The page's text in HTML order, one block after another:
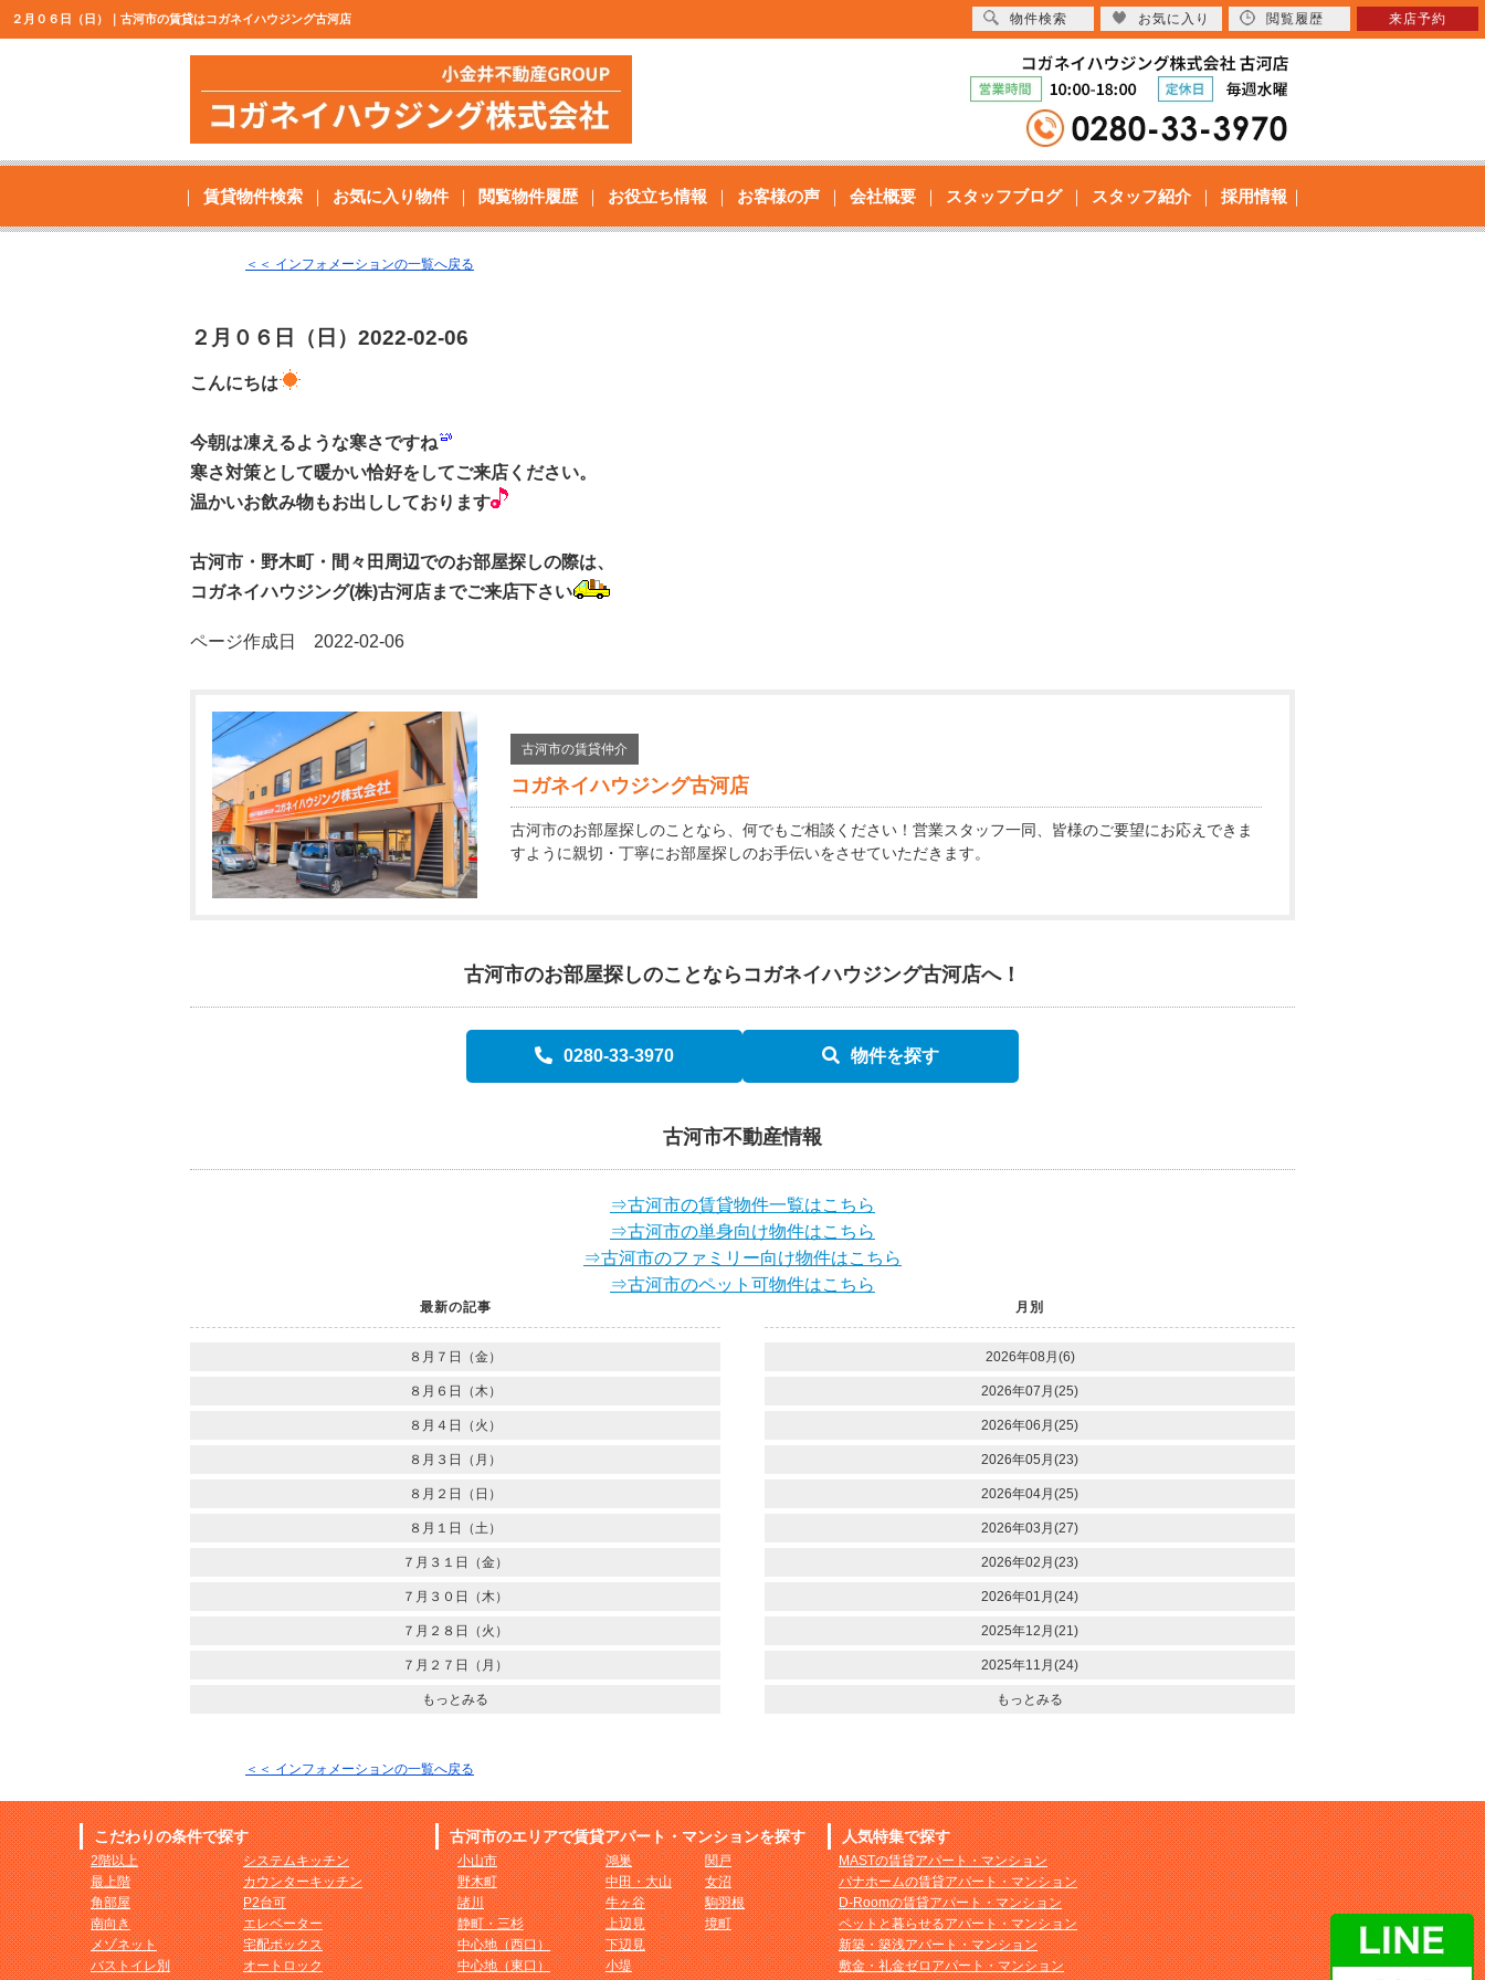
２月０６日（日）｜古河市の賃貸はコガネイハウジング古河店
賃貸物件検索 お気に入り物件 閲覧物件履歴 お役立ち情報 お客様の声 会社概要 スタッフブログ スタッフ紹介 採用情報
＜＜ インフォメーションの一覧へ戻る
２月０６日（日） 2022-02-06
こんにちは
今朝は凍えるような寒さですね
寒さ対策として暖かい恰好をしてご来店ください。
温かいお飲み物もお出ししております
古河市・野木町・間々田周辺でのお部屋探しの際は、
コガネイハウジング(株)古河店までご来店下さい
ページ作成日 2022-02-06
古河市の賃貸仲介
コガネイハウジング古河店
古河市のお部屋探しのことなら、何でもご相談ください！営業スタッフ一同、皆様のご要望にお応えできま
すように親切・丁寧にお部屋探しのお手伝いをさせていただきます。
古河市のお部屋探しのことなら コガネイハウジング古河店へ！
0280-33-3970 物件を探す
古河市不動産情報
⇒古河市の賃貸物件一覧はこちら
⇒古河市の単身向け物件はこちら
⇒古河市のファミリー向け物件はこちら
⇒古河市のペット可物件はこちら
最新の記事
８月７日（金）
８月６日（木）
８月４日（火）
８月３日（月）
８月２日（日）
８月１日（土）
７月３１日（金）
７月３０日（木）
７月２８日（火）
７月２７日（月）
もっとみる
月別
2026年08月(6)
2026年07月(25)
2026年06月(25)
2026年05月(23)
2026年04月(25)
2026年03月(27)
2026年02月(23)
2026年01月(24)
2025年12月(21)
2025年11月(24)
もっとみる
＜＜ インフォメーションの一覧へ戻る
こだわりの条件で探す
2階以上
最上階
角部屋
南向き
メゾネット
バストイレ別
システムキッチン
カウンターキッチン
P2台可
エレベーター
宅配ボックス
オートロック
古河市のエリアで賃貸アパート・マンションを探す
小山市
野木町
諸川
静町・三杉
中心地（西口）
中心地（東口）
鴻巣
中田・大山
牛ヶ谷
上辺見
下辺見
小堤
関戸
女沼
駒羽根
境町
人気特集で探す
MASTの賃貸アパート・マンション
パナホームの賃貸アパート・マンション
D-Roomの賃貸アパート・マンション
ペットと暮らせるアパート・マンション
新築・築浅アパート・マンション
敷金・礼金ゼロアパート・マンション
物件検索 お気に入り 閲覧履歴 来店予約